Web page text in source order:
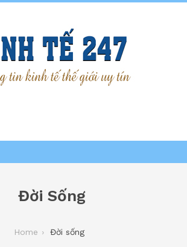
Đời Sống
Home Đời sống